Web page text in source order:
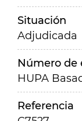
Situación
Adjudicada
Número de
HUPA
Referencia